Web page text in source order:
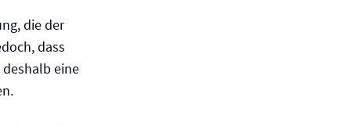
die der
dass
eine